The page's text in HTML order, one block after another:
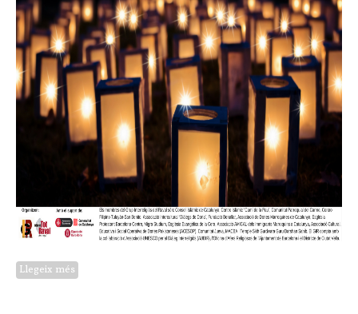
Llegeix més